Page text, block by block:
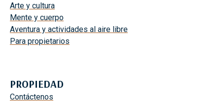
Arte y cultura
Mente y cuerpo
Aventura y actividades al aire libre
Para propietarios
PROPIEDAD
Contáctenos